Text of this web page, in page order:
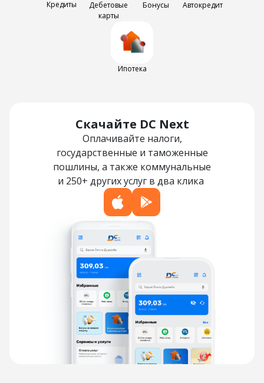
Кредиты
Дебетовые
карты
Бонусы Автокредит
Ипотека
Скачайте DC Next
Оплачивайте налоги,
государственные и таможенные
пошлины, а также коммунальные
и 250+ других услуг в два клика